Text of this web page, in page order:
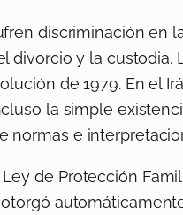
discriminación en
divorcio y la
de 1979. En el
la simple
normas e
de Protección